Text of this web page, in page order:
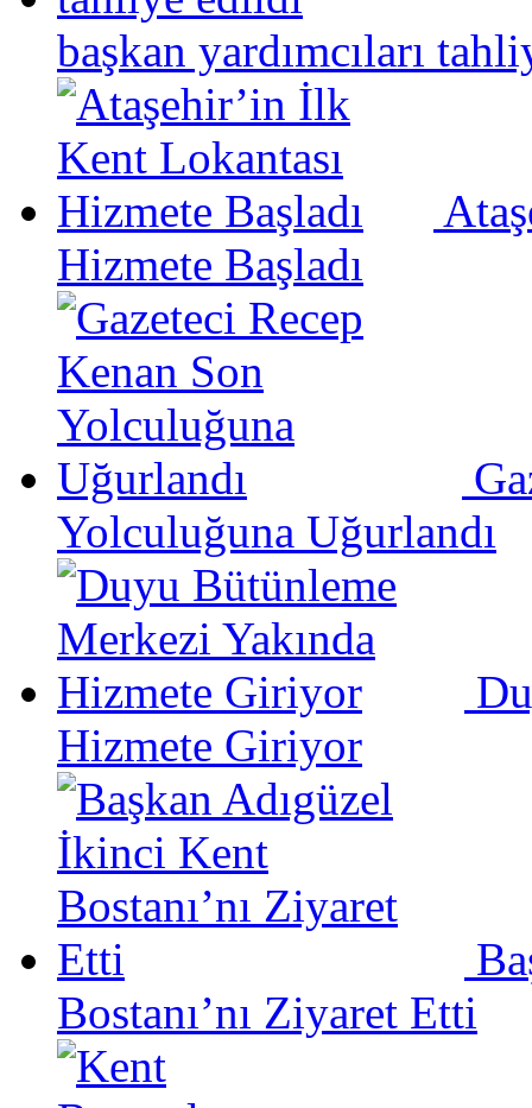
başkan yardımcıları
Hizmete Başladı
Yolculuğuna Uğurlandı
Hizmete Giriyor
Bostanı’nı Ziyaret Etti